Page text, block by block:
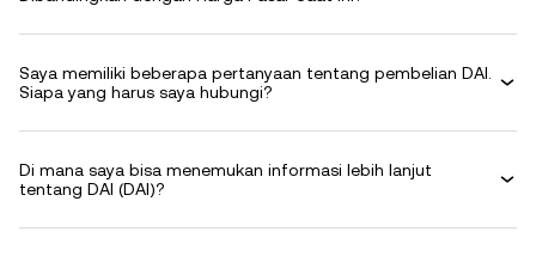
Saya memiliki beberapa pertanyaan tentang pembelian DAI.
Siapa yang harus saya hubungi?
Di mana saya bisa menemukan informasi lebih lanjut
tentang DAI (DAI)?